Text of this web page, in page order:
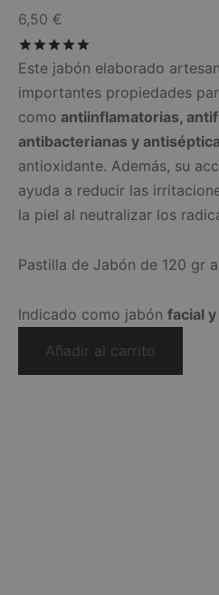
6,50 €
Este jabón elaborado
importantes propiedades
como antiinflamatorias,
antibacterianas y
antioxidante. Además, su
ayuda a reducir las
la piel al neutralizar los
Pastilla de Jabón de 120 gr
Indicado como jabón facial
Añadir al carrito